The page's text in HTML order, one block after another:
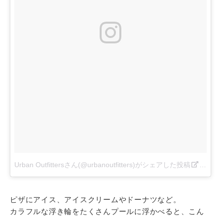
Urban Outfittersさん(@urbanoutfitters)がシェアした投稿
ピザにアイス、アイスクリームやドーナツなど。
カラフルな浮き輪をたくさんプールに浮かべると、こん